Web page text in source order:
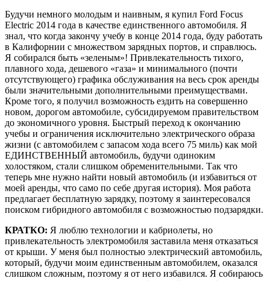
Будучи немного молодым и наивным, я купил Ford Focus
Electric 2014 года в качестве единственного автомобиля. Я
знал, что когда закончу учебу в конце 2014 года, буду работать
в Калифорнии с множеством зарядных портов, и справлюсь.
Я собирался быть «зеленым»! Привлекательность тихого,
плавного хода, дешевого «газа» и минимального (почти
отсутствующего) графика обслуживания на весь срок аренды
были значительными дополнительными преимуществами.
Кроме того, я получил возможность ездить на совершенно
новом, дорогом автомобиле, субсидируемом правительством
до экономичного уровня. Быстрый переход к окончанию
учебы и ограничения исключительно электрического образа
жизни (с автомобилем с запасом хода всего 75 миль) как мой
ЕДИНСТВЕННЫЙ автомобиль, будучи одиноким
холостяком, стали слишком обременительными. Так что
теперь мне нужно найти новый автомобиль (и избавиться от
моей аренды, что само по себе другая история). Моя работа
предлагает бесплатную зарядку, поэтому я заинтересовался
поиском гибридного автомобиля с возможностью подзарядки.
КРАТКО: Я люблю технологии и кабриолеты, но
привлекательность электромобиля заставила меня отказаться
от крыши. У меня был полностью электрический автомобиль,
который, будучи моим единственным автомобилем, оказался
слишком сложным, поэтому я от него избавился. Я собираюсь